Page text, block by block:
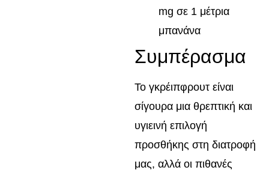
mg σε 1 μέτρια
μπανάνα
Συμπέρασμα
Το γκρέιπφρουτ είναι
σίγουρα μια θρεπτική και
υγιεινή επιλογή
προσθήκης στη διατροφή
μας, αλλά οι πιθανές